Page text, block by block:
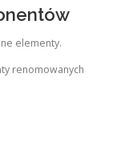
elementy.
renomowanych